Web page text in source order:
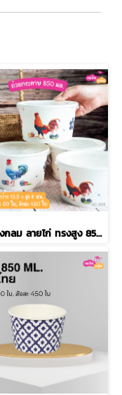
ถ้วยทรงกลม ลายไก่ ทรงสูง 850 ml.